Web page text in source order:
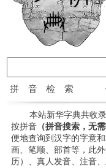
拼音检索
本站新华字典共收
按拼音（拼音搜索，无需
便地查询到汉字的字意
画、笔顺、部首等，此
历）、真人发音、注音